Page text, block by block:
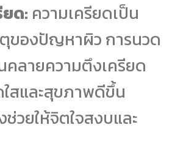
ด: ความเครียดเป็น
ของปัญหาผิว การนวด
ลายความตึงเครียด
สและสุขภาพดีขึ้น
วยให้จิตใจสงบและ